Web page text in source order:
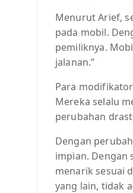
Menurut Arief,
pada mobil.
pemiliknya.
jalanan.”
Para
Mereka selalu
perubahan
Dengan
impian. Dengan
menarik sesuai
yang lain, tidak